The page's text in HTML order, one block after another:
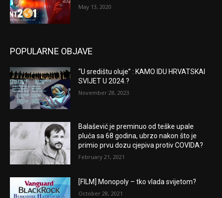
May 13, 2020
POPULARNE OBJAVE
“U središtu oluje” : KAMO IDU HRVATSKAI
SVIJET U 2024.?
November 28, 2023
Balašević je preminuo od teške upale
pluća sa 68 godina, ubrzo nakon što je
primio prvu dozu cjepiva protiv COVIDA?
February 21, 2021
[FILM] Monopoly – tko vlada svijetom?
October 28, 2021